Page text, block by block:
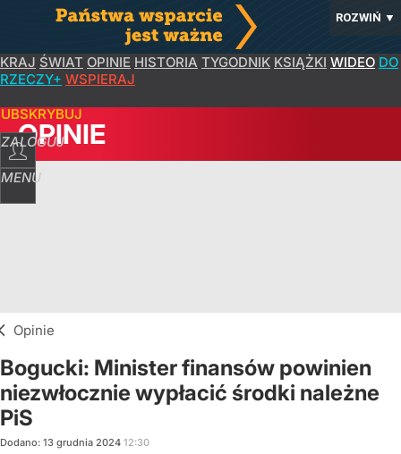
ROZWIŃ ▼
KRAJ ŚWIAT OPINIE HISTORIA TYGODNIK KSIĄŻKI WIDEO DO
RZECZY+ WSPIERAJ
ZALOGUJ
MENU
OPINIE
Opinie
Bogucki: Minister finansów powinien
niezwłocznie wypłacić środki należne
PiS
Dodano: 13 grudnia 2024 12:30